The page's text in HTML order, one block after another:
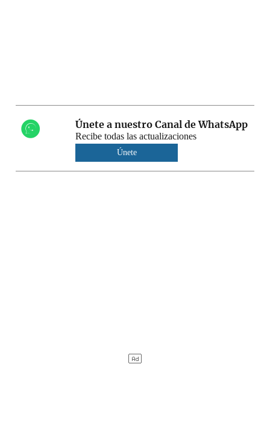
Únete a nuestro Canal de WhatsApp
Recibe todas las actualizaciones
Únete